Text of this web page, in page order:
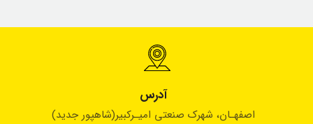
آدرس
اصفهـان، شهرک صنعتی امیـرکبیر(شاهپور جدید)